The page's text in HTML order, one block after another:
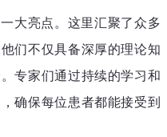
大亮点。这里汇聚了众多
们不仅具备深厚的理论知
专家们通过持续的学习和
确保每位患者都能接受到